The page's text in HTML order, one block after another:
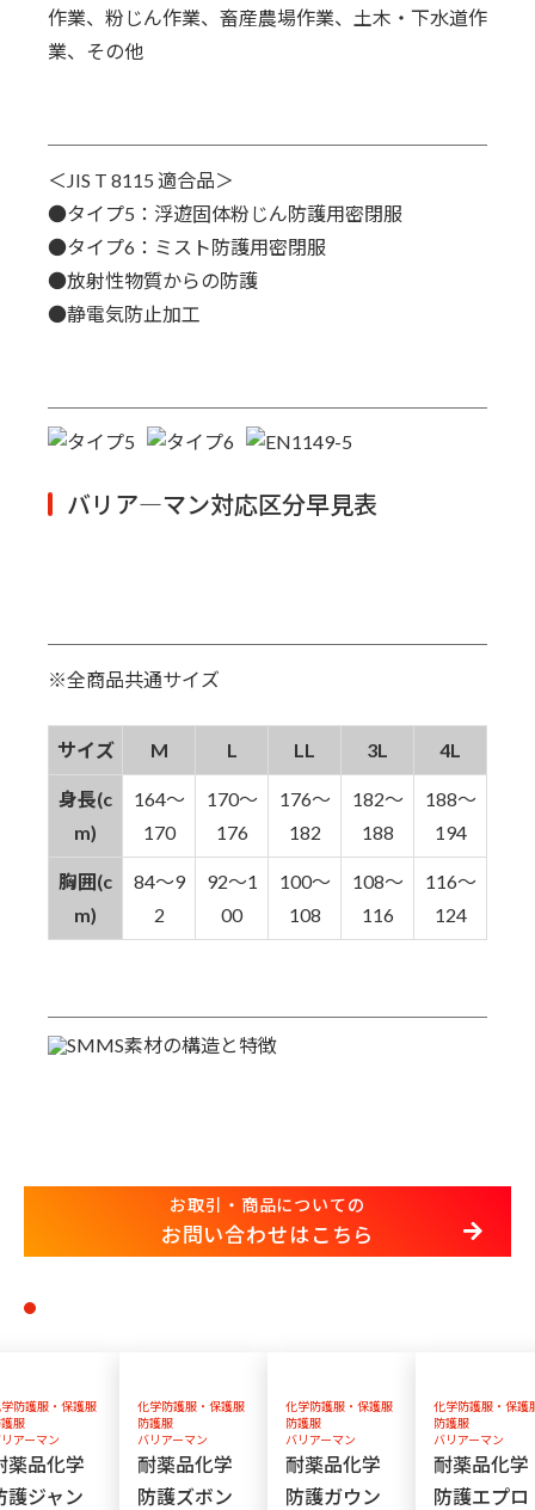
作業、粉じん作業、畜産農場作業、土木・下水道作
業、その他
＜JIS T 8115 適合品＞
●タイプ5：浮遊固体粉じん防護用密閉服
●タイプ6：ミスト防護用密閉服
●放射性物質からの防護
●静電気防止加工
バリア―マン対応区分早見表
※全商品共通サイズ
サイズ M L LL 3L 4L
身長(c
m)
164～
170
170～
176
176～
182
182～
188
188～
194
胸囲(c
m)
84～9
2
92～1
00
100～
108
108～
116
116～
124
お取引・商品についての
お問い合わせはこちら
防護服・保護服
服
アーマン
薬品化学
護ジャン
化学防護服・保護服
防護服
バリアーマン
耐薬品化学
防護ズボン
化学防護服・保護服
防護服
バリアーマン
耐薬品化学
防護ガウン
化学防護服・保護
防護服
バリアーマン
耐薬品化学
防護エプロ